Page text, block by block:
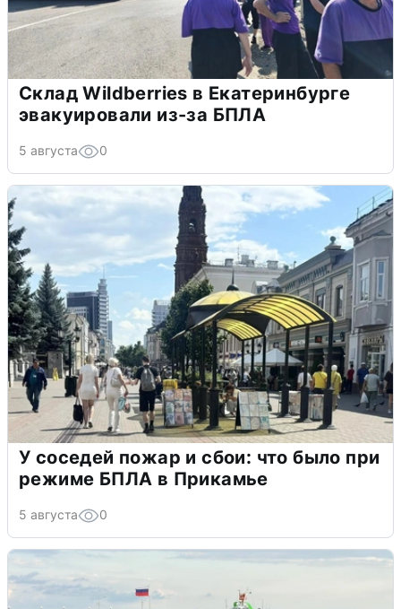
Склад Wildberries в Екатеринбурге
эвакуировали из-за БПЛА
5 августа 0
У соседей пожар и сбои: что было при
режиме БПЛА в Прикамье
5 августа 0